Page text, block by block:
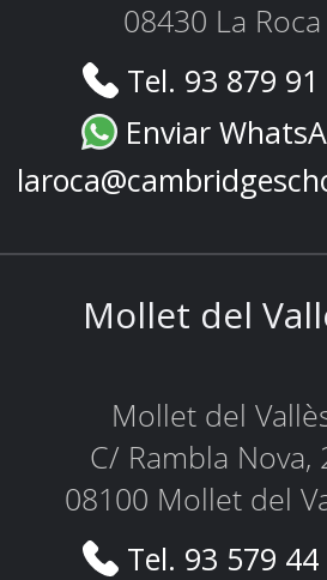
08430 La Roca
Tel. 93 879
Enviar
Mollet del
Mollet del
C/ Rambla Nova,
08100 Mollet del
Tel. 93 579